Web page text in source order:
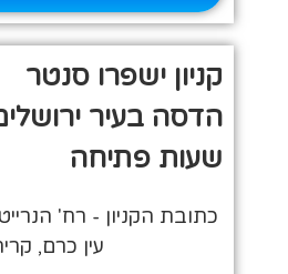
קניון ישפרו סנטר
הדסה בעיר
שעות פתיחה
עין כרם,